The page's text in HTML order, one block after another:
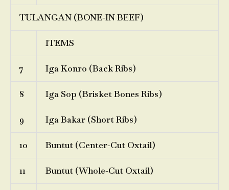
TULANGAN (BONE-IN BEEF)
ITEMS
7 Iga Konro (Back Ribs)
8 Iga Sop (Brisket Bones Ribs)
9 Iga Bakar (Short Ribs)
10 Buntut (Center-Cut Oxtail)
11 Buntut (Whole-Cut Oxtail)